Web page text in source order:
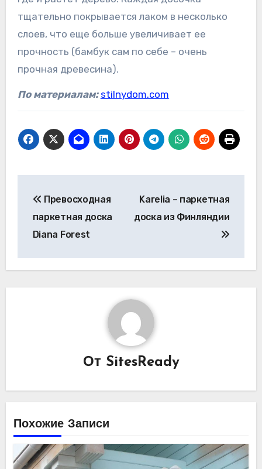
тщательно покрывается лаком в несколько
слоев, что еще больше увеличивает ее
прочность (бамбук сам по себе – очень
прочная древесина).
По материалам: stilnydom.com
по
записям
Превосходная
паркетная доска
Diana Forest
Karelia – паркетная
доска из Финляндии
От SitesReady
Похожие Записи